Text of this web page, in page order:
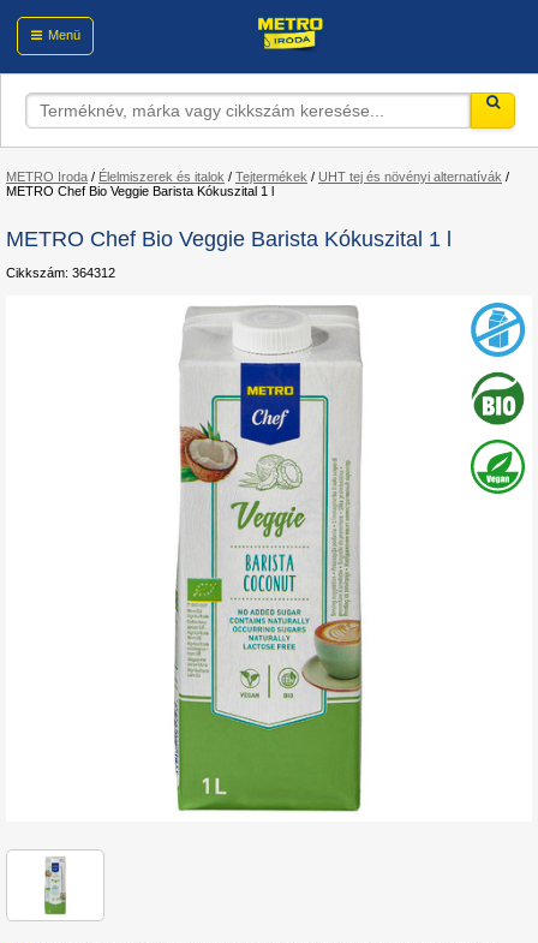
Menü
METRO Iroda / Élelmiszerek és italok / Tejtermékek / UHT tej és növényi alternatívák /
METRO Chef Bio Veggie Barista Kókuszital 1 l
METRO Chef Bio Veggie Barista Kókuszital 1 l
Cikkszám: 364312